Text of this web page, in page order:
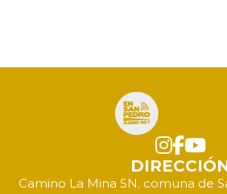
Camino La Mina SN, comuna de